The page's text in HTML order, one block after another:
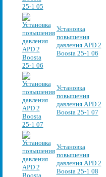
Установка
повышения
давления APD 2
Boosta 25-1 06
Установка
повышения
давления APD 2
Boosta 25-1 07
Установка
повышения
давления APD 2
Boosta 25-1 08